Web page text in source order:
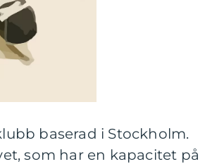
baserad i Stockholm.
som har en kapacitet på